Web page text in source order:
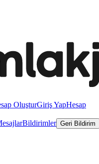
OluşturGiriş YapHesap
Bildirimler Geri Bildirim